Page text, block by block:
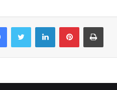
FacebookTwitter LinkedInPinterestPrint